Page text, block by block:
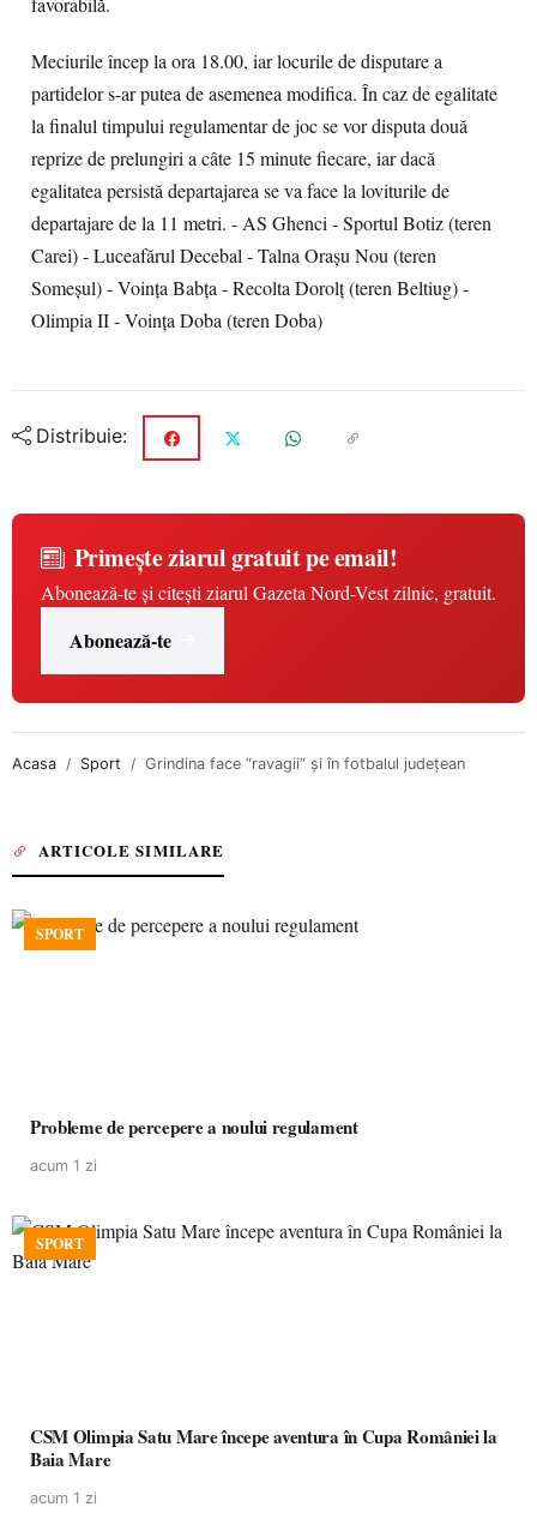
Meciurile încep la ora 18.00, iar locurile de disputare a
partidelor s-ar putea de asemenea modifica. În caz de egalitate
la finalul timpului regulamentar de joc se vor disputa două
reprize de prelungiri a câte 15 minute fiecare, iar dacă
egalitatea persistă departajarea se va face la loviturile de
departajare de la 11 metri. - AS Ghenci - Sportul Botiz (teren
Carei) - Luceafărul Decebal - Talna Oraşu Nou (teren
Someşul) - Voinţa Babţa - Recolta Dorolţ (teren Beltiug) -
Olimpia II - Voinţa Doba (teren Doba)
Distribuie:
Primește ziarul gratuit pe email!
Abonează-te și citești ziarul Gazeta Nord-Vest zilnic, gratuit.
Abonează-te
Acasa Sport Grindina face “ravagii“ şi în fotbalul judeţean
ARTICOLE SIMILARE
SPORT
Probleme de percepere a noului regulament
acum 1 zi
SPORT
CSM Olimpia Satu Mare începe aventura în Cupa României la
Baia Mare
acum 1 zi